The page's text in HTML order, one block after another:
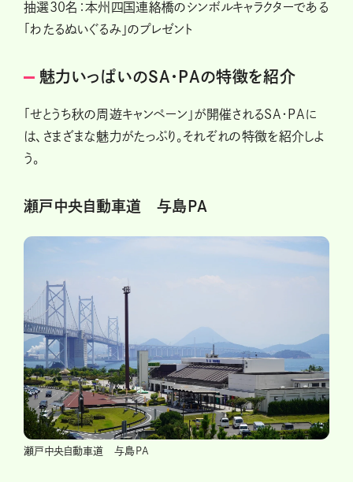
抽選30名：本州四国連絡橋のシンボルキャラクターである
「わたるぬいぐるみ」のプレゼント
魅力いっぱいのSA・PAの特徴を紹介
「せとうち秋の周遊キャンペーン」が開催されるSA・PAに
は、さまざまな魅力がたっぷり。それぞれの特徴を紹介しよ
う。
瀬戸中央自動車道 与島PA
瀬戸中央自動車道 与島PA